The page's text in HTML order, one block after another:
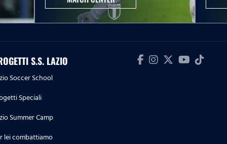
15.04.26
Alopecia Areata
10.04.26
S.S. LAZIO
Soccer School
Speciali
Summer Camp
lei combattiamo